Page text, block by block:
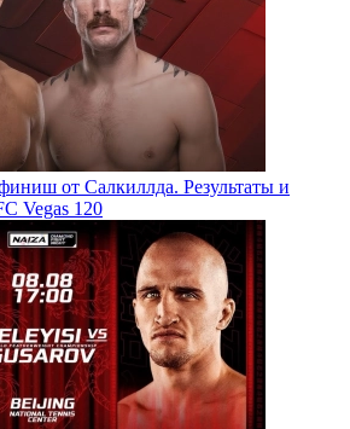
от Салкиллда. Результаты и
Vegas 120